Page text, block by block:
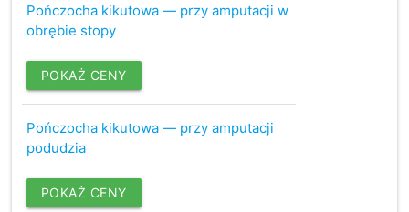
Pończocha kikutowa — przy amputacji w
obrębie stopy
POKAŻ CENY
Pończocha kikutowa — przy amputacji
podudzia
POKAŻ CENY